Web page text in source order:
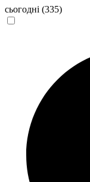
сьогодні (335)